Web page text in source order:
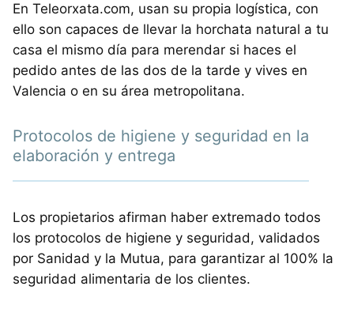
En Teleorxata.com, usan su propia logística, con
ello son capaces de llevar la horchata natural a tu
casa el mismo día para merendar si haces el
pedido antes de las dos de la tarde y vives en
Valencia o en su área metropolitana.
Protocolos de higiene y seguridad en la
elaboración y entrega
Los propietarios afirman haber extremado todos
los protocolos de higiene y seguridad, validados
por Sanidad y la Mutua, para garantizar al 100% la
seguridad alimentaria de los clientes.